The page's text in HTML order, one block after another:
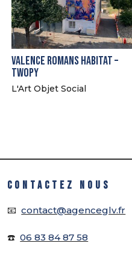
Valence Romans Habitat –
Twopy
L'Art Objet Social
CONTACTEZ NOUS
📧contact@agenceglv.fr
☎️06 83 84 87 58